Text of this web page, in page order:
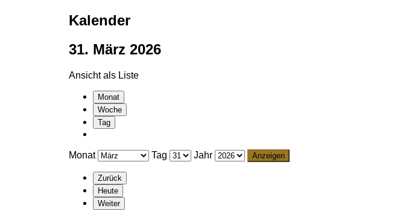
Kalender
31. März 2026
Ansicht als Liste
Monat
Woche
Tag
Monat Tag Jahr
Zurück
Heute
Weiter